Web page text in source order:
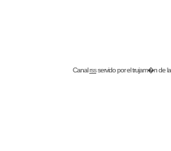
Canalrssservido por eltrujam�nde